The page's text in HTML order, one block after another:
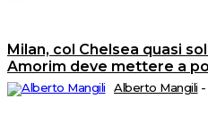
Milan, col Chelsea quasi
Amorim deve mettere a
Alberto Mangili -